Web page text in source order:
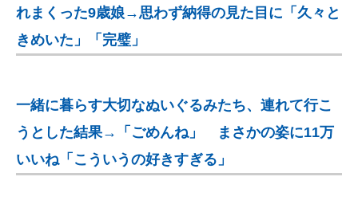
れまくった9歳娘→思わず納得の見た目に「久々と
きめいた」「完璧」
一緒に暮らす大切なぬいぐるみたち、連れて行こ
うとした結果→「ごめんね」 まさかの姿に11万
いいね「こういうの好きすぎる」